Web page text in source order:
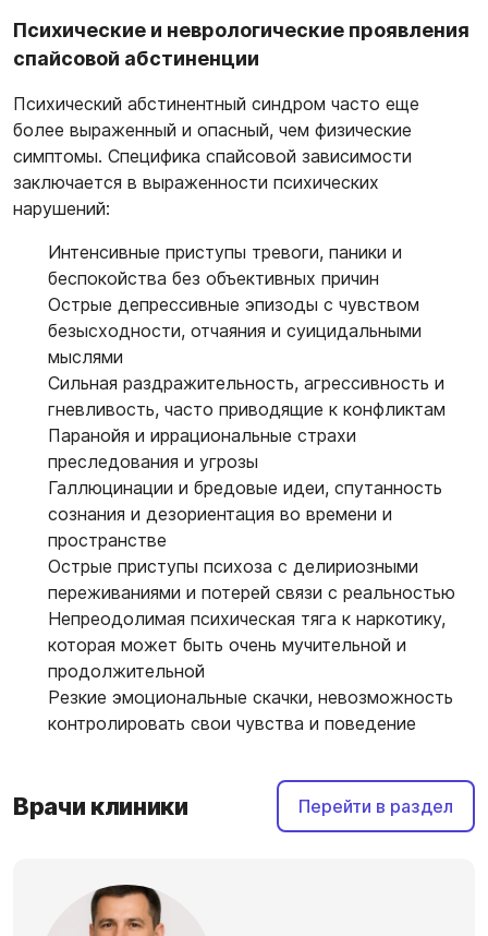
Психические и неврологические проявления
спайсовой абстиненции
Психический абстинентный синдром часто еще
более выраженный и опасный, чем физические
симптомы. Специфика спайсовой зависимости
заключается в выраженности психических
нарушений:
Интенсивные приступы тревоги, паники и
беспокойства без объективных причин
Острые депрессивные эпизоды с чувством
безысходности, отчаяния и суицидальными
мыслями
Сильная раздражительность, агрессивность и
гневливость, часто приводящие к конфликтам
Паранойя и иррациональные страхи
преследования и угрозы
Галлюцинации и бредовые идеи, спутанность
сознания и дезориентация во времени и
пространстве
Острые приступы психоза с делириозными
переживаниями и потерей связи с реальностью
Непреодолимая психическая тяга к наркотику,
которая может быть очень мучительной и
продолжительной
Резкие эмоциональные скачки, невозможность
контролировать свои чувства и поведение
Врачи клиники Перейти в раздел